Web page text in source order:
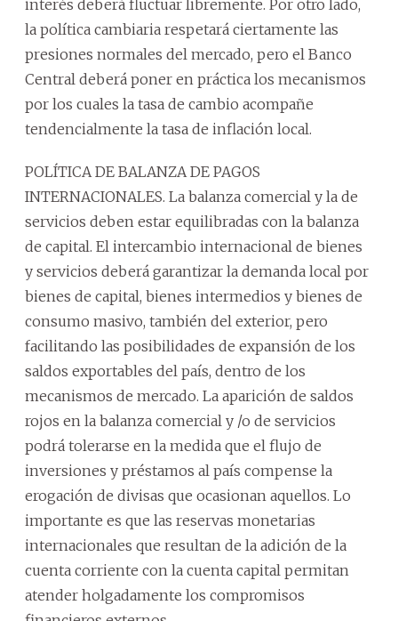
interés deberá fluctuar libremente. Por otro lado,
la política cambiaria respetará ciertamente las
presiones normales del mercado, pero el Banco
Central deberá poner en práctica los mecanismos
por los cuales la tasa de cambio acompañe
tendencialmente la tasa de inflación local.
POLÍTICA DE BALANZA DE PAGOS
INTERNACIONALES. La balanza comercial y la de
servicios deben estar equilibradas con la balanza
de capital. El intercambio internacional de bienes
y servicios deberá garantizar la demanda local por
bienes de capital, bienes intermedios y bienes de
consumo masivo, también del exterior, pero
facilitando las posibilidades de expansión de los
saldos exportables del país, dentro de los
mecanismos de mercado. La aparición de saldos
rojos en la balanza comercial y /o de servicios
podrá tolerarse en la medida que el flujo de
inversiones y préstamos al país compense la
erogación de divisas que ocasionan aquellos. Lo
importante es que las reservas monetarias
internacionales que resultan de la adición de la
cuenta corriente con la cuenta capital permitan
atender holgadamente los compromisos